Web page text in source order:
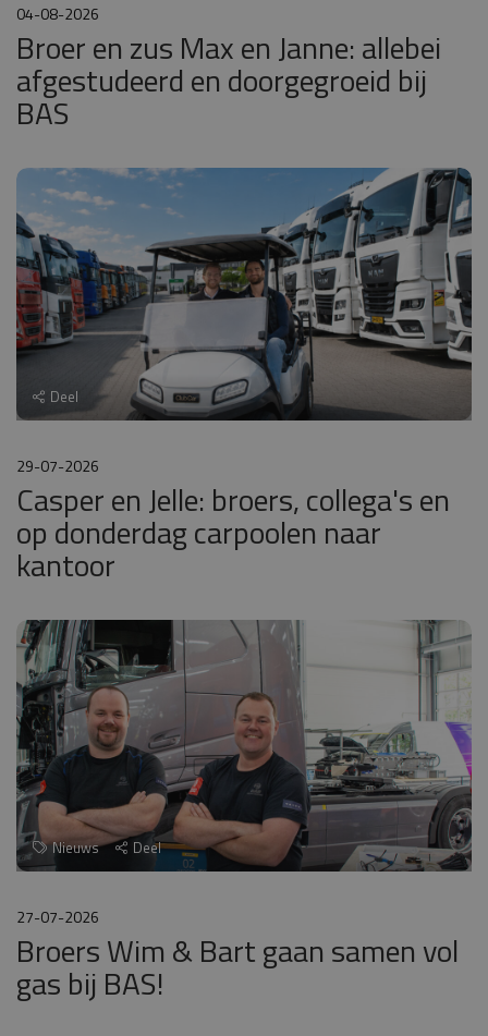
04-08-2026
Broer en zus Max en Janne: allebei
afgestudeerd en doorgegroeid bij
BAS
Deel
29-07-2026
Casper en Jelle: broers, collega's en
op donderdag carpoolen naar
kantoor
Nieuws Deel
27-07-2026
Broers Wim & Bart gaan samen vol
gas bij BAS!